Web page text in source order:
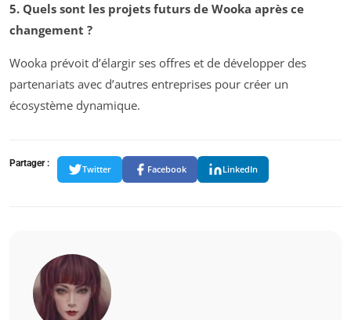
5. Quels sont les projets futurs de Wooka après ce
changement ?
Wooka prévoit d’élargir ses offres et de développer des
partenariats avec d’autres entreprises pour créer un
écosystème dynamique.
Partager :
Twitter Facebook LinkedIn